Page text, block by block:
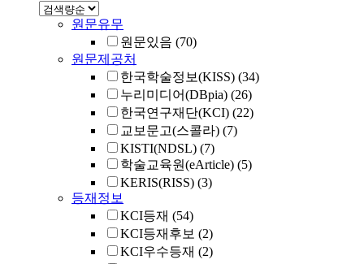
원문유무
원문있음 (70)
원문제공처
한국학술정보(KISS) (34)
누리미디어(DBpia) (26)
한국연구재단(KCI) (22)
교보문고(스콜라) (7)
KISTI(NDSL) (7)
학술교육원(eArticle) (5)
KERIS(RISS) (3)
등재정보
KCI등재 (54)
KCI등재후보 (2)
KCI우수등재 (2)